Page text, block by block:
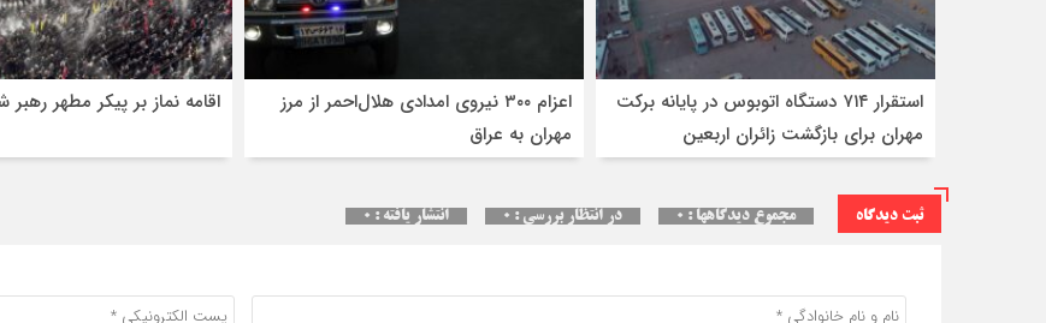
استقرار ۷۱۴ دستگاه اتوبوس در پایانه برکت
مهران برای بازگشت زائران اربعین
اعزام ۳۰۰ نیروی امدادی هلال‌احمر از مرز
مهران به عراق
اقامه نماز بر پیکر مطهر رهبر
ثبت دیدگاه مجموع دیدگاهها : ۰ در انتظار بررسی : ۰ انتشار یافته : ۰